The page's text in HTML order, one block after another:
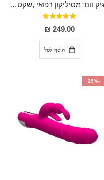
מגיק וונד מסיליקון רפואי ,שקט במיוחד, נטען בעל 10 מהירויות שונות "Erna"
דירוג:
100%
249.00 ₪
הוסף לסל
-29%